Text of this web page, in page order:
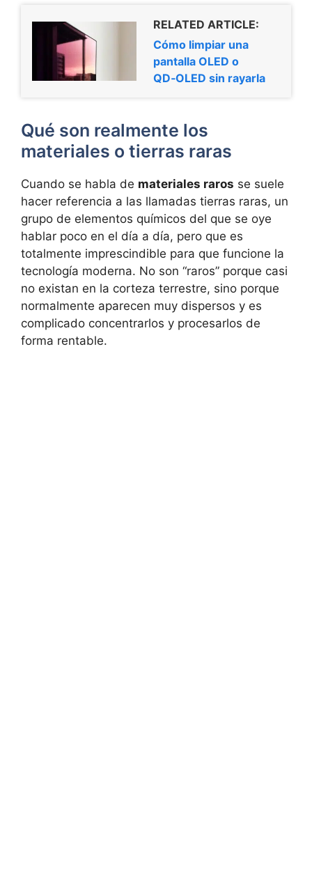
RELATED ARTICLE:
Cómo limpiar una
pantalla OLED o
QD‑OLED sin rayarla
Qué son realmente los
materiales o tierras raras
Cuando se habla de materiales raros se suele
hacer referencia a las llamadas tierras raras, un
grupo de elementos químicos del que se oye
hablar poco en el día a día, pero que es
totalmente imprescindible para que funcione la
tecnología moderna. No son “raros” porque casi
no existan en la corteza terrestre, sino porque
normalmente aparecen muy dispersos y es
complicado concentrarlos y procesarlos de
forma rentable.